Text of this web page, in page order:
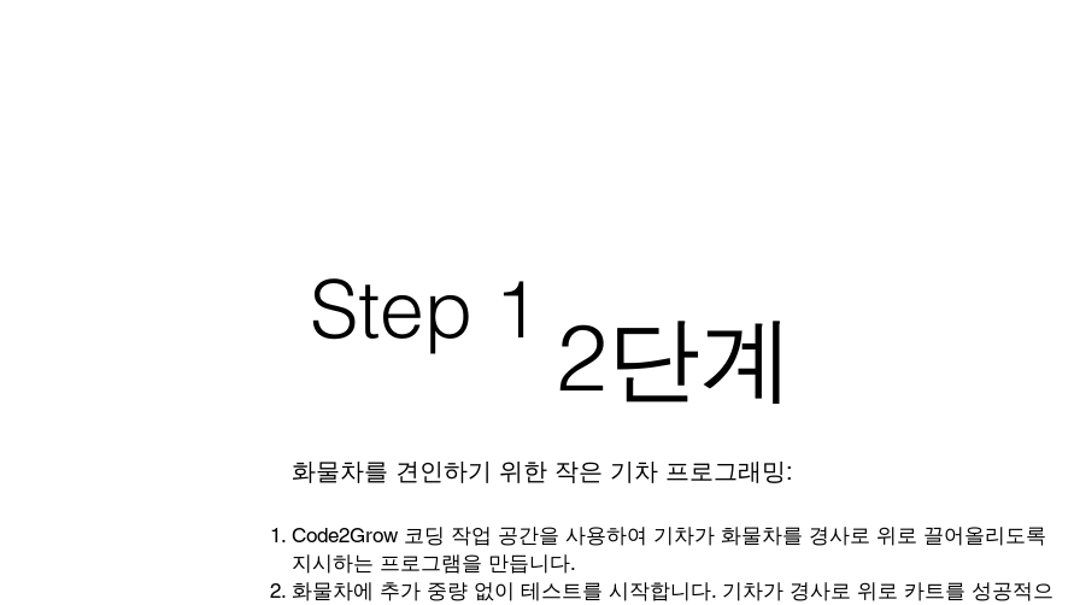
Step 1 2단계
화물차를 견인하기 위한 작은 기차 프로그래밍:
Code2Grow 코딩 작업 공간을 사용하여 기차가 화물차를 경사로 위로 끌어올리도록
지시하는 프로그램을 만듭니다.
화물차에 추가 중량 없이 테스트를 시작합니다. 기차가 경사로 위로 카트를 성공적으